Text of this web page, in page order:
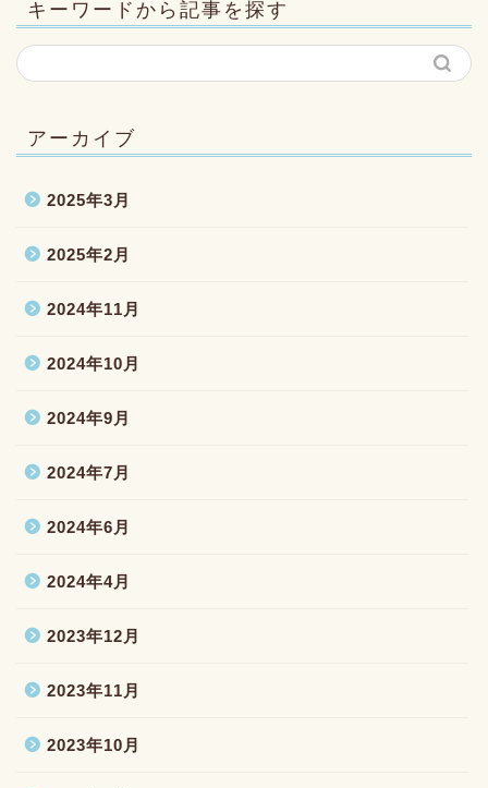
キーワードから記事を探す
アーカイブ
2025年3月
2025年2月
2024年11月
2024年10月
2024年9月
2024年7月
2024年6月
2024年4月
2023年12月
2023年11月
2023年10月